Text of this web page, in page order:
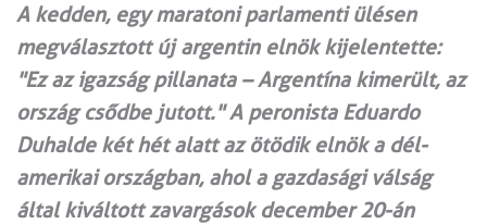
A kedden, egy maratoni parlamenti ülésen
megválasztott új argentin elnök kijelentette:
"Ez az igazság pillanata – Argentína kimerült, az
ország csődbe jutott." A peronista Eduardo
Duhalde két hét alatt az ötödik elnök a dél-
amerikai országban, ahol a gazdasági válság
által kiváltott zavargások december 20-án